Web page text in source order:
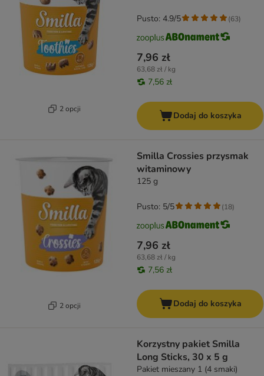
2 opcji
7,96 zł
63,68 zł / kg
7,56 zł
Pusto: 4.9/5 (63)
Dodaj do koszyka
2 opcji
Smilla Crossies przysmak
witaminowy
125 g
7,96 zł
63,68 zł / kg
7,56 zł
Pusto: 5/5 (18)
Dodaj do koszyka
Korzystny pakiet Smilla
Long Sticks, 30 x 5 g
Pakiet mieszany 1 (4 smaki)